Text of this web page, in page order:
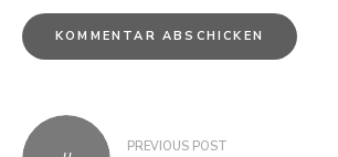
PREVIOUS POST